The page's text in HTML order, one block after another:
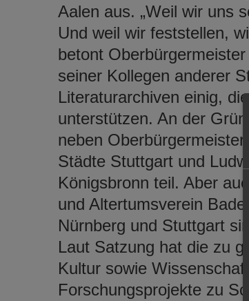
Aalen aus. „Weil wir uns
Und weil wir feststellen,
betont
seiner Kollegen anderer
Literaturarchiven einig,
unterstützen. An der
neben
Städte Stuttgart und
Königsbronn teil. Aber
und Altertumsverein
Nürnberg und Stuttgart
Laut Satzung hat die zu
Kultur sowie
Forschungsprojekte zu